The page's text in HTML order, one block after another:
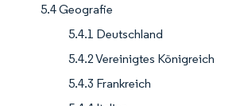
5.4 Geografie
5.4.1 Deutschland
5.4.2 Vereinigtes Königreich
5.4.3 Frankreich